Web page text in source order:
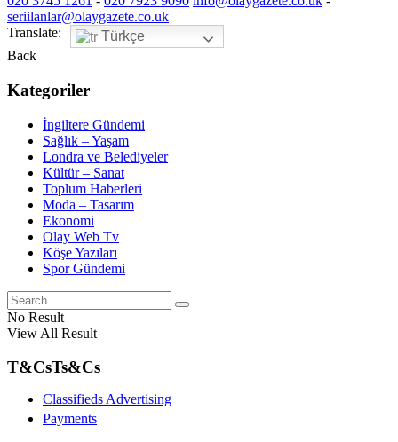
seriilanlar@olaygazete.co.uk
Translate:
Türkçe
Back
Kategoriler
İngiltere Gündemi
Sağlık – Yaşam
Londra ve Belediyeler
Kültür – Sanat
Toplum Haberleri
Moda – Tasarım
Ekonomi
Olay Web Tv
Köşe Yazıları
Spor Gündemi
No Result
View All Result
T&CsTs&Cs
Classifieds Advertising
Payments